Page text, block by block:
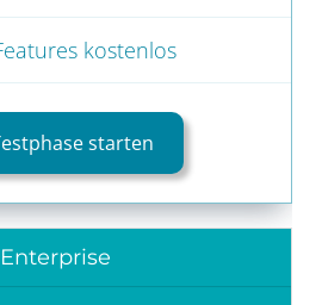
kostenlos
starten
Enterprise